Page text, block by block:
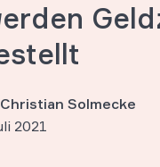
Solmecke
2021